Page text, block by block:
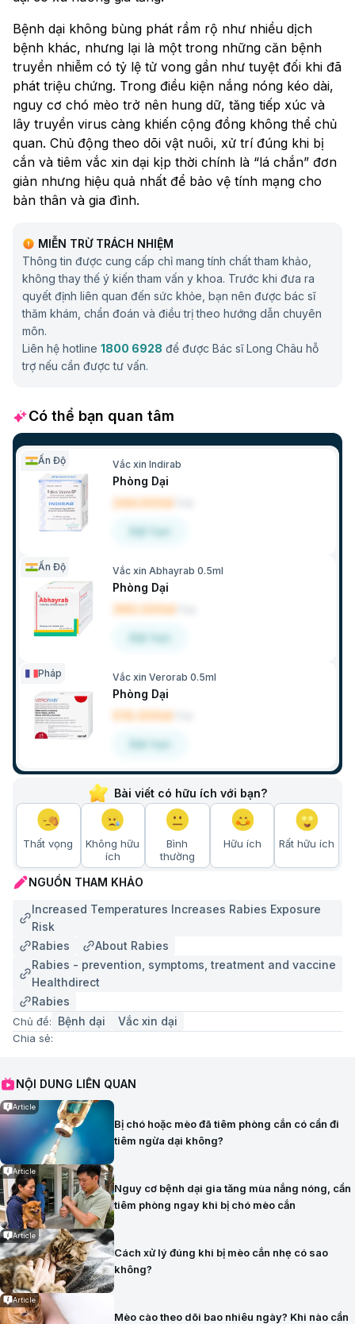
Bệnh dại không bùng phát rầm rộ như nhiều dịch
bệnh khác, nhưng lại là một trong những căn bệnh
truyền nhiễm có tỷ lệ tử vong gần như tuyệt đối khi đã
phát triệu chứng. Trong điều kiện nắng nóng kéo dài,
nguy cơ chó mèo trở nên hung dữ, tăng tiếp xúc và
lây truyền virus càng khiến cộng đồng không thể chủ
quan. Chủ động theo dõi vật nuôi, xử trí đúng khi bị
cắn và tiêm vắc xin dại kịp thời chính là “lá chắn” đơn
giản nhưng hiệu quả nhất để bảo vệ tính mạng cho
bản thân và gia đình.
MIỄN TRỪ TRÁCH NHIỆM
Thông tin được cung cấp chỉ mang tính chất tham khảo,
không thay thế ý kiến tham vấn y khoa. Trước khi đưa ra
quyết định liên quan đến sức khỏe, bạn nên được bác sĩ
thăm khám, chẩn đoán và điều trị theo hướng dẫn chuyên
môn.
Liên hệ hotline 1800 6928 để được Bác sĩ Long Châu hỗ
trợ nếu cần được tư vấn.
Có thể bạn quan tâm
Ấn Độ Vắc xin Indirab
Phòng Dại
244.000đ
Đặt hẹn
Ấn Độ Vắc xin Abhayrab 0.5ml
Phòng Dại
390.000đ
Đặt hẹn
Pháp Vắc xin Verorab 0.5ml
Phòng Dại
510.000đ
Đặt hẹn
Bài viết có hữu ích với bạn?
Thất vọng
Không hữu
ích
Bình
thường
Hữu ích Rất hữu ích
NGUỒN THAM KHẢO
Increased Temperatures Increases Rabies Exposure
Risk
Rabies
About Rabies
Rabies - prevention, symptoms, treatment and vaccine
Healthdirect
Rabies
Chủ đề: Bệnh dại Vắc xin dại
Chia sẻ:
NỘI DUNG LIÊN QUAN
Article
Bị chó hoặc mèo đã tiêm phòng cắn có cần đi
tiêm ngừa dại không?
Article
Nguy cơ bệnh dại gia tăng mùa nắng nóng, cần
tiêm phòng ngay khi bị chó mèo cắn
Article
Cách xử lý đúng khi bị mèo cắn nhẹ có sao
không?
Article
Mèo cào theo dõi bao nhiêu ngày? Khi nào cần